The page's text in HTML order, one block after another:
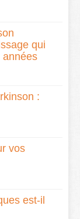
qui
années
:
vos
est-il